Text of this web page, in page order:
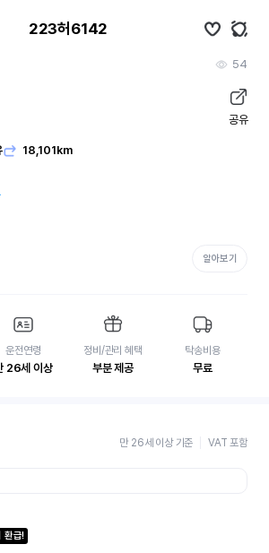
223허6142
54
공유
18,101km
알아보기
운전연령
26세 이상
정비/관리 혜택
부분 제공
탁송비용
무료
만 26세 이상 기준 VAT 포함
환급!